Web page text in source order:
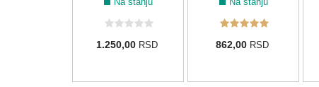
1.250,00 RSD 862,00 RSD